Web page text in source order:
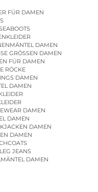
FÜR DAMEN
DAMEN
GRÖSSEN DAMEN
FÜR DAMEN
RÖCKE
DAMEN
DAMEN
DAMEN
DAMEN
DAMEN
DAMEN
JEANS
DAMEN